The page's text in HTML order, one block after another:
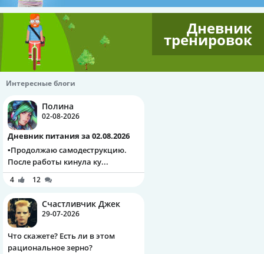
Дневник
тренировок
Интересные блоги
Полина
02-08-2026
Дневник питания за 02.08.2026
▪️Продолжаю самодеструкцию.
После работы кинула ку...
4 12
Счастливчик Джек
29-07-2026
Что скажете? Есть ли в этом
рациональное зерно?